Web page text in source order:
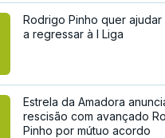
Rodrigo Pinho quer ajudar
a regressar à I Liga
Estrela da Amadora
rescisão com avançado
Pinho por mútuo acordo